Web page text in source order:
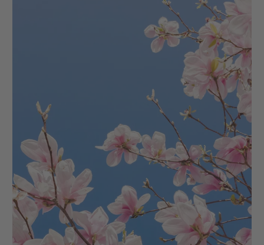
leicht heller Look verstärkt sanfte
Pastellfarben. Manuell eine Blende
überbelichten (+ 1 EV); am Smartphone einfach
auf einen dunkleren Punkt im Bild tippen.